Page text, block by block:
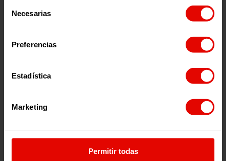
Necesarias
Preferencias
Estadística
Marketing
Permitir todas
Voluntariat
Accessibilitat
Pàgina web finançada pel Pla de Recuperació, Transformació i